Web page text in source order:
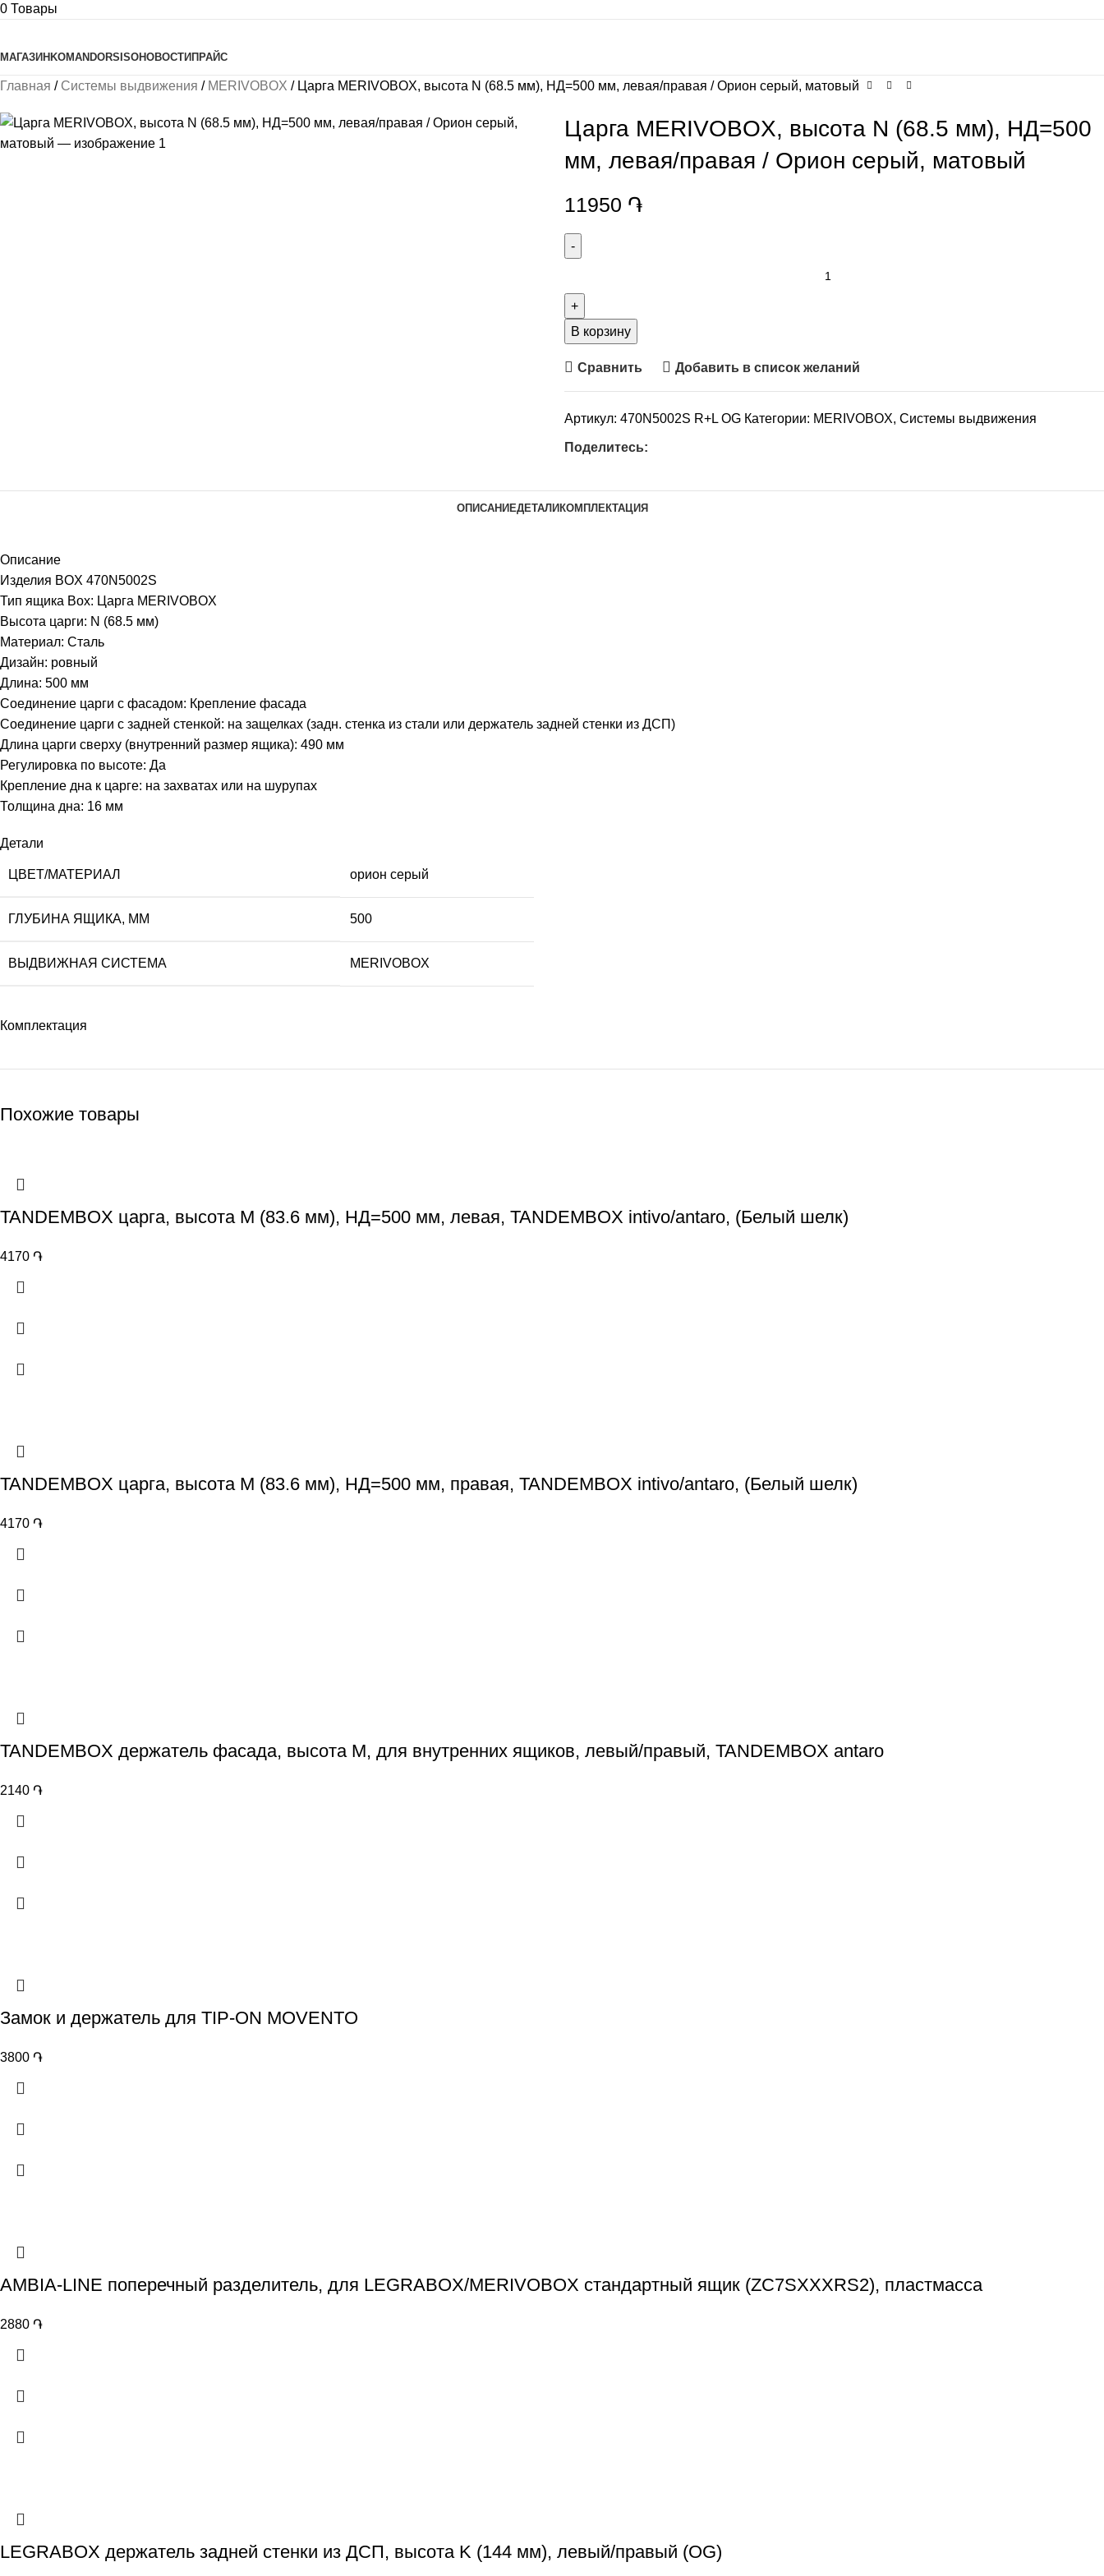
0 Товары
МАГАЗИН KOMANDORSISOНОВОСТИ ПРАЙС
Главная Системы выдвижения MERIVOBOX Царга MERIVOBOX, высота N (68.5 мм), НД=500 мм, левая/правая / Орион серый, матовый
Царга MERIVOBOX, высота N (68.5 мм), НД=500
мм, левая/правая / Орион серый, матовый
11950 ֏
В корзину
Сравнить Добавить в список желаний
Артикул: 470N5002S R+L OG Категории: MERIVOBOX, Системы выдвижения
Поделитесь:
ОПИСАНИЕДЕТАЛИКОМПЛЕКТАЦИЯ
Описание
Изделия BOX 470N5002S
Тип ящика Box: Царга MERIVOBOX
Высота царги: N (68.5 мм)
Материал: Сталь
Дизайн: ровный
Длина: 500 мм
Соединение царги с фасадом: Крепление фасада
Соединение царги с задней стенкой: на защелках (задн. стенка из стали или держатель задней стенки из ДСП)
Длина царги сверху (внутренний размер ящика): 490 мм
Регулировка по высоте: Да
Крепление дна к царге: на захватах или на шурупах
Толщина дна: 16 мм
Детали
ЦВЕТ/МАТЕРИАЛ орион серый
ГЛУБИНА ЯЩИКА, ММ 500
ВЫДВИЖНАЯ СИСТЕМА MERIVOBOX
Комплектация
Похожие товары
TANDEMBOX царга, высота M (83.6 мм), НД=500 мм, левая, TANDEMBOX intivo/antaro, (Белый шелк)
4170 ֏
TANDEMBOX царга, высота M (83.6 мм), НД=500 мм, правая, TANDEMBOX intivo/antaro, (Белый шелк)
4170 ֏
TANDEMBOX держатель фасада, высота M, для внутренних ящиков, левый/правый, TANDEMBOX antaro
2140 ֏
Замок и держатель для TIP-ON MOVENTO
3800 ֏
AMBIA-LINE поперечный разделитель, для LEGRABOX/MERIVOBOX стандартный ящик (ZC7SXXXRS2), пластмасса
2880 ֏
LEGRABOX держатель задней стенки из ДСП, высота K (144 мм), левый/правый (OG)